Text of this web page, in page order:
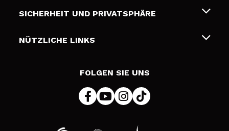
Geschenkkarten
Liefer- und Versandkosten
Zahlung
SICHERHEIT UND PRIVATSPHÄRE
Bedingungen und Datenschutz
NÜTZLICHE LINKS
FOLGEN SIE UNS